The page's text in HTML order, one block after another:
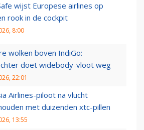
wijst Europese airlines op
rook in de cockpit
8:00
wolken boven IndiGo:
doet widebody-vloot weg
22:01
Airlines-piloot na vlucht
met duizenden xtc-pillen
13:55